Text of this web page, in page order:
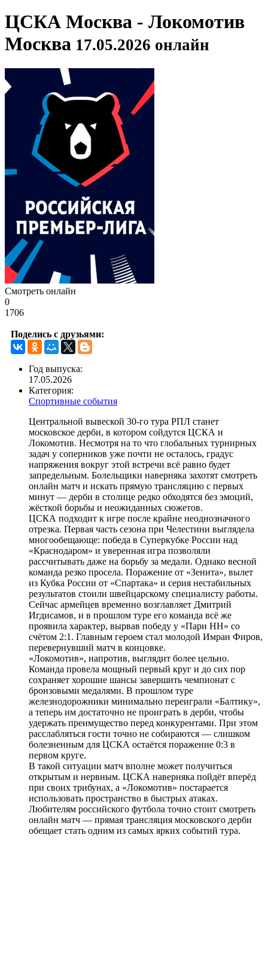
ЦСКА Москва - Локомотив
Москва 17.05.2026 онлайн
Смотреть онлайн
0
1706
Поделись с друзьями:
Год выпуска:
17.05.2026
Категория:
Спортивные события
Центральной вывеской 30-го тура РПЛ станет
московское дерби, в котором сойдутся ЦСКА и
Локомотив. Несмотря на то что глобальных турнирных
задач у соперников уже почти не осталось, градус
напряжения вокруг этой встречи всё равно будет
запредельным. Болельщики наверняка захотят смотреть
онлайн матч и искать прямую трансляцию с первых
минут — дерби в столице редко обходятся без эмоций,
жёсткой борьбы и неожиданных сюжетов.
ЦСКА подходит к игре после крайне неоднозначного
отрезка. Первая часть сезона при Челестини выглядела
многообещающе: победа в Суперкубке России над
«Краснодаром» и уверенная игра позволяли
рассчитывать даже на борьбу за медали. Однако весной
команда резко просела. Поражение от «Зенита», вылет
из Кубка России от «Спартака» и серия нестабильных
результатов стоили швейцарскому специалисту работы.
Сейчас армейцев временно возглавляет Дмитрий
Игдисамов, и в прошлом туре его команда всё же
проявила характер, вырвав победу у «Пари НН» со
счётом 2:1. Главным героем стал молодой Имран Фиров,
перевернувший матч в концовке.
«Локомотив», напротив, выглядит более цельно.
Команда провела мощный первый круг и до сих пор
сохраняет хорошие шансы завершить чемпионат с
бронзовыми медалями. В прошлом туре
железнодорожники минимально переиграли «Балтику»,
а теперь им достаточно не проиграть в дерби, чтобы
удержать преимущество перед конкурентами. При этом
расслабляться гости точно не собираются — слишком
болезненным для ЦСКА остаётся поражение 0:3 в
первом круге.
В такой ситуации матч вполне может получиться
открытым и нервным. ЦСКА наверняка пойдёт вперёд
при своих трибунах, а «Локомотив» постарается
использовать пространство в быстрых атаках.
Любителям российского футбола точно стоит смотреть
онлайн матч — прямая трансляция московского дерби
обещает стать одним из самых ярких событий тура.